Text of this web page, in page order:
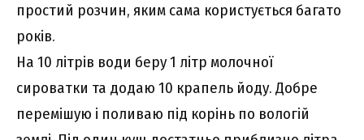
простий розчин, яким сама користується багато
років.
На 10 літрів води беру 1 літр молочної
сироватки та додаю 10 крапель йоду. Добре
перемішую і поливаю під корінь по вологій